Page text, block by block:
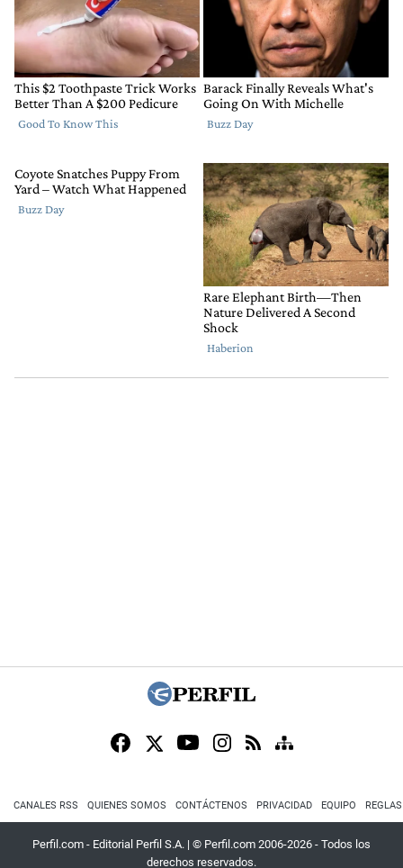
CANALES RSS QUIENES SOMOS CONTÁCTENOS PRIVACIDAD EQUIPO
Perfil.com - Editorial Perfil S.A. | © Perfil.com 2006-2026 - Todos los
derechos reservados.